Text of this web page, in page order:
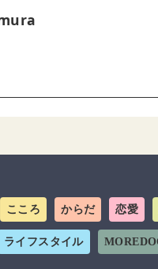
こころ からだ 恋愛
ライフスタイル